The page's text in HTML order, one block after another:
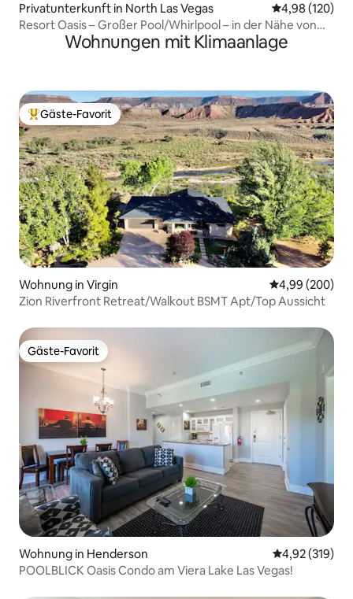
Privatunterkunft in North Las Vegas
4,98 (120)
Resort Oasis – Großer Pool/Whirlpool – in der Nähe von
STRIP, Speedway
Wohnungen mit Klimaanlage
Beliebter Gäste-Favorit.
Gäste-Favorit
Wohnung in Virgin
4,99 (200)
Zion Riverfront Retreat/Walkout BSMT Apt/Top Aussicht
Gäste-Favorit
Gäste-Favorit
Wohnung in Henderson
4,92 (319)
POOLBLICK Oasis Condo am Viera Lake Las Vegas!